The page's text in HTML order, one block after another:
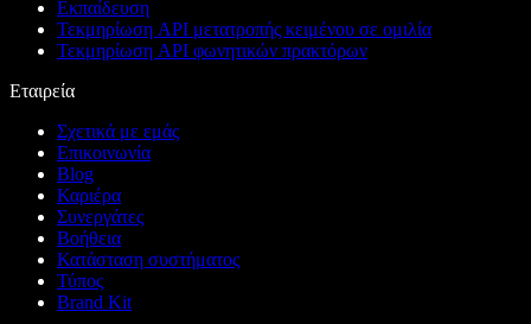
Εκπαίδευση
Τεκμηρίωση API μετατροπής κειμένου σε ομιλία
Τεκμηρίωση API φωνητικών πρακτόρων
Εταιρεία
Σχετικά με εμάς
Επικοινωνία
Blog
Καριέρα
Συνεργάτες
Βοήθεια
Κατάσταση συστήματος
Τύπος
Brand Kit